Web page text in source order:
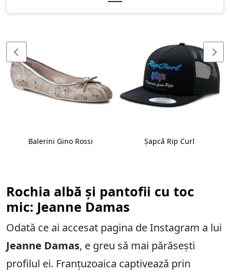
Balerini Gino Rossi Șapcă Rip Curl
Rochia albă și pantofii cu toc
mic: Jeanne Damas
Odată ce ai accesat pagina de Instagram a lui
Jeanne Damas, e greu să mai părăsești
profilul ei. Franțuzoaica captivează prin